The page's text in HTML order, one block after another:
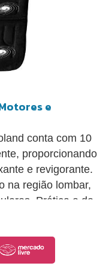
e
conta com 10
proporcionando
e revigorante.
na região lombar,
Prática e de
camas, sofás
uso diário em
momentos de